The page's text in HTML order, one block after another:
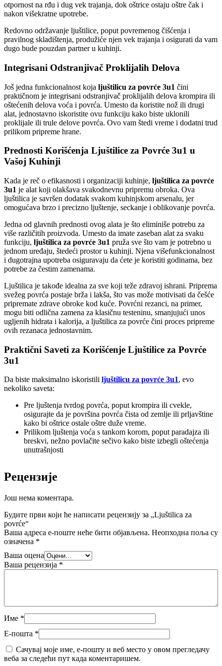
otpornost na rđu i dug vek trajanja, dok oštrice ostaju oštre čak i
nakon višekratne upotrebe.
Redovno održavanje ljuštilice, poput povremenog čišćenja i
pravilnog skladištenja, produžiće njen vek trajanja i osigurati da vam
dugo bude pouzdan partner u kuhinji.
Integrisani Odstranjivač Proklijalih Delova
Još jedna funkcionalnost koja ljuštilicu za povrće 3u1 čini
praktičnom je integrisani odstranjivač proklijalih delova krompira ili
oštećenih delova voća i povrća. Umesto da koristite nož ili drugi
alat, jednostavno iskoristite ovu funkciju kako biste uklonili
proklijale ili trule delove povrća. Ovo vam štedi vreme i dodatni trud
prilikom pripreme hrane.
Prednosti Korišćenja Ljuštilice za Povrće 3u1 u
Vašoj Kuhinji
Kada je reč o efikasnosti i organizaciji kuhinje, ljuštilica za povrće
3u1 je alat koji olakšava svakodnevnu pripremu obroka. Ova
ljuštilica je savršen dodatak svakom kuhinjskom arsenalu, jer
omogućava brzo i precizno ljuštenje, seckanje i oblikovanje povrća.
Jedna od glavnih prednosti ovog alata je što eliminiše potrebu za
više različitih proizvoda. Umesto da imate zaseban alat za svaku
funkciju, ljuštilica za povrće 3u1 pruža sve što vam je potrebno u
jednom uređaju, štedeći prostor u kuhinji. Njena višefunkcionalnost
i dugotrajna upotreba osiguravaju da ćete je koristiti godinama, bez
potrebe za čestim zamenama.
Ljuštilica je takođe idealna za sve koji teže zdravoj ishrani. Priprema
svežeg povrća postaje brža i lakša, što vas može motivisati da češće
pripremate zdrave obroke kod kuće. Povrćni rezanci, na primer,
mogu biti odlična zamena za klasičnu testeninu, smanjujući unos
ugljenih hidrata i kalorija, a ljuštilica za povrće čini proces pripreme
ovih rezanaca jednostavnim.
Praktični Saveti za Korišćenje Ljuštilice za Povrće
3u1
Da biste maksimalno iskoristili ljuštilicu za povrće 3u1, evo
nekoliko saveta:
Pre ljuštenja tvrdog povrća, poput krompira ili cvekle,
osigurajte da je površina povrća čista od zemlje ili prljavštine
kako bi oštrice ostale oštre duže vreme.
Prilikom ljuštenja voća s tankom korom, poput paradajza ili
breskvi, nežno povlačite sečivo kako biste izbegli oštećenja
unutrašnjosti
Рецензије
Још нема коментара.
Будите први који ће написати рецензију за „Ljuštilica za
povrće“
Ваша адреса е-поште неће бити објављена. Неопходна поља су
означена *
Ваша оцена
Ваша рецензија *
Име *
Е-пошта *
Сачувај моје име, е-пошту и веб место у овом прегледачу
веба за следећи пут када коментаришем.